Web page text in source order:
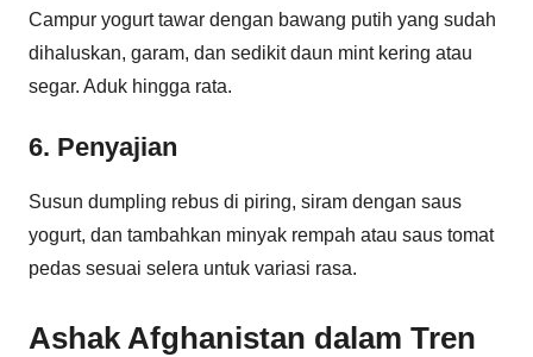
Campur yogurt tawar dengan bawang putih yang sudah
dihaluskan, garam, dan sedikit daun mint kering atau
segar. Aduk hingga rata.
6. Penyajian
Susun dumpling rebus di piring, siram dengan saus
yogurt, dan tambahkan minyak rempah atau saus tomat
pedas sesuai selera untuk variasi rasa.
Ashak Afghanistan dalam Tren